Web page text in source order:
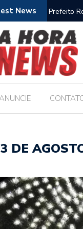
News
de 30 horas
3 DE